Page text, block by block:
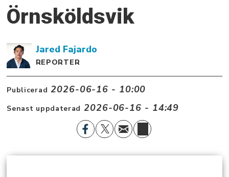
Örnsköldsvik
Jared Fajardo
REPORTER
Publicerad 2026-06-16 - 10:00
Senast uppdaterad 2026-06-16 - 14:49